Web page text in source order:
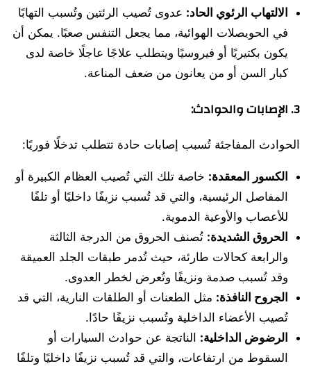
الالتهاب الرئوي الحاد: عدوى تُصيب الرئتين وتُسبب التهابًا
في الحويصلات الهوائية، مما يجعل التنفس صعبًا. يمكن أن
يكون بكتيريًا أو فيروسيًا ويتطلب علاجًا عاجلًا خاصة لدى
كبار السن أو من يعانون من ضعف المناعة.
3. الإصابات والحوادث:
الحوادث المفاجئة تُسبب إصابات حادة تتطلب تدخلًا فوريًا:
الكسور المعقدة: خاصة تلك التي تُصيب العظام الكبيرة أو
المفاصل الرئيسية، والتي قد تُسبب نزيفًا داخليًا أو تلفًا
للأعصاب والأوعية الدموية.
الحروق الشديدة: تُصنف الحروق من الدرجة الثالثة
والرابعة كحالات طارئة، حيث تُدمر طبقات الجلد العميقة
وقد تُسبب صدمة ونزيفًا وتُعرض لخطر العدوى.
الجروح النافذة: مثل الطعنات أو الطلقات النارية، التي قد
تُصيب الأعضاء الداخلية وتُسبب نزيفًا حادًا.
الرضوض الداخلية: الناتجة عن حوادث السيارات أو
السقوط من ارتفاعات، والتي قد تُسبب نزيفًا داخليًا وتلفًا